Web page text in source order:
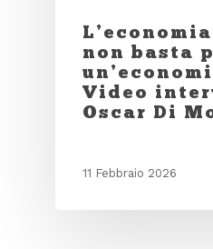
non basta
Video
Oscar Di
11 Febbraio 2026